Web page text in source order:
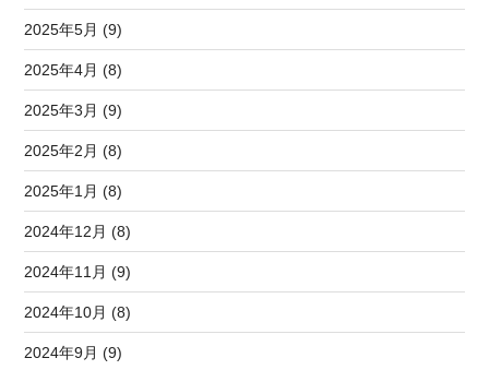
2025年5月 (9)
2025年4月 (8)
2025年3月 (9)
2025年2月 (8)
2025年1月 (8)
2024年12月 (8)
2024年11月 (9)
2024年10月 (8)
2024年9月 (9)